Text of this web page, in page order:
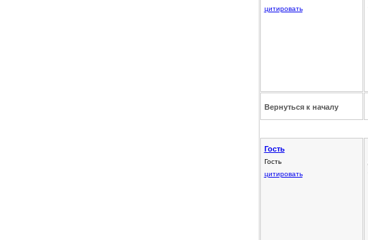
цитировать
Вернуться к началу
Гость
Гость
цитировать